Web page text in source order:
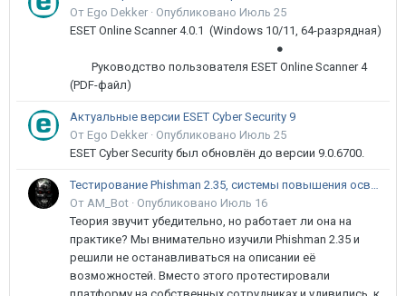
От Ego Dekker · Опубликовано Июль 25
ESET Online Scanner 4.0.1 (Windows 10/11, 64-разрядная)
●
Руководство пользователя ESET Online Scanner 4
(PDF-файл)
Актуальные версии ESET Cyber Security 9
От Ego Dekker · Опубликовано Июль 25
ESET Cyber Security был обновлён до версии 9.0.6700.
Тестирование Phishman 2.35, системы повышения осведомлённости пользователей в сфере ИБ
От AM_Bot · Опубликовано Июль 16
Теория звучит убедительно, но работает ли она на
практике? Мы внимательно изучили Phishman 2.35 и
решили не останавливаться на описании её
возможностей. Вместо этого протестировали